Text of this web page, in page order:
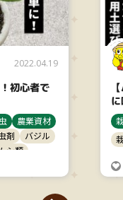
2022.04.19
初心者で
農業資材
剤
バジル
シ類